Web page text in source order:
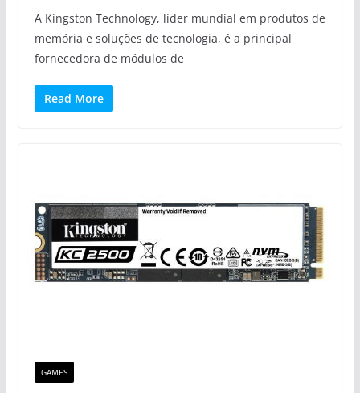
A Kingston Technology, líder mundial em produtos de
memória e soluções de tecnologia, é a principal
fornecedora de módulos de
Read More
GAMES